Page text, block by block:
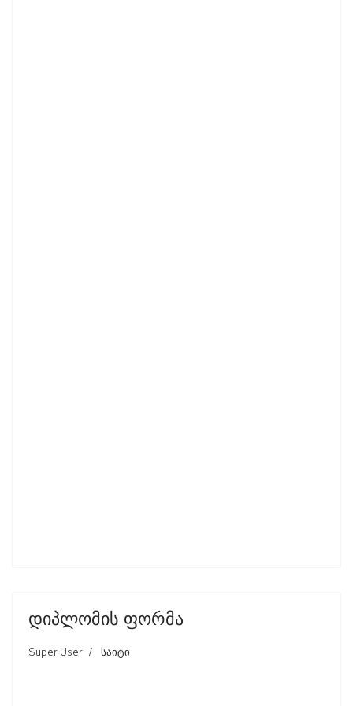
დიპლომის ფორმა
Super User საიტი